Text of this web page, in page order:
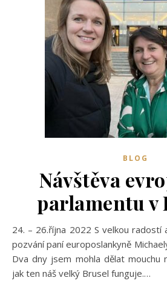
BLOG
Návštěva
parlamentu v
24. – 26.října 2022 S velkou radostí a pokorou jsem přijala
pozvání paní europoslankyně
Dva dny jsem mohla dělat mouchu
jak ten náš velký Brusel funguje.…